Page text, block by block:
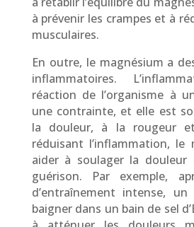
à prévenir les crampes et à
musculaires.
En outre, le magnésium a
inflammatoires.
réaction de l’organisme à
une contrainte, et elle est
la douleur, à la rougeur
réduisant l’inflammation, le
aider à soulager la
guérison. Par exemple,
d’entraînement intense,
baigner dans un bain de sel